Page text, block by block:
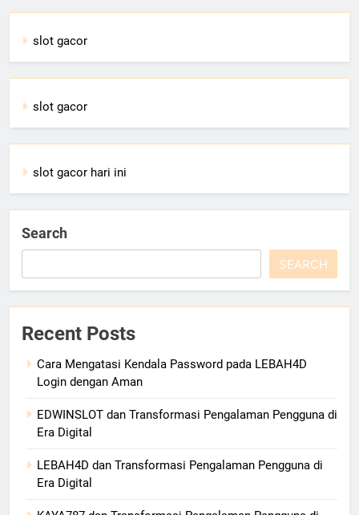
slot gacor
slot gacor
slot gacor hari ini
Search
SEARCH
Recent Posts
Cara Mengatasi Kendala Password pada LEBAH4D
Login dengan Aman
EDWINSLOT dan Transformasi Pengalaman Pengguna di
Era Digital
LEBAH4D dan Transformasi Pengalaman Pengguna di
Era Digital